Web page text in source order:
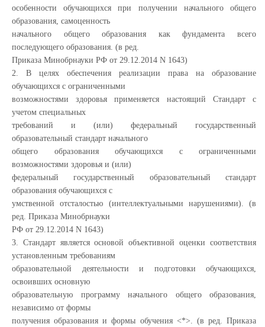
особенности обучающихся при получении начального общего
образования, самоценность
начального общего образования как фундамента всего
последующего образования. (в ред.
Приказа Минобрнауки РФ от 29.12.2014 N 1643)
2. В целях обеспечения реализации права на образование
обучающихся с ограниченными
возможностями здоровья применяется настоящий Стандарт с
учетом специальных
требований и (или) федеральный государственный
образовательный стандарт начального
общего образования обучающихся с ограниченными
возможностями здоровья и (или)
федеральный государственный образовательный стандарт
образования обучающихся с
умственной отсталостью (интеллектуальными нарушениями). (в
ред. Приказа Минобрнауки
РФ от 29.12.2014 N 1643)
3. Стандарт является основой объективной оценки соответствия
установленным требованиям
образовательной деятельности и подготовки обучающихся,
освоивших основную
образовательную программу начального общего образования,
независимо от формы
получения образования и формы обучения <*>. (в ред. Приказа